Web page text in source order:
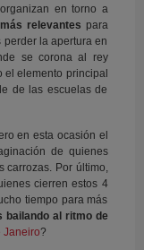
en torno a
relevantes para
la apertura en
se corona al rey
el elemento principal
de las escuelas de
en esta ocasión el
de quienes
carrozas. Por último,
cierren estos 4
tiempo para más
bailando al ritmo de
Janeiro?